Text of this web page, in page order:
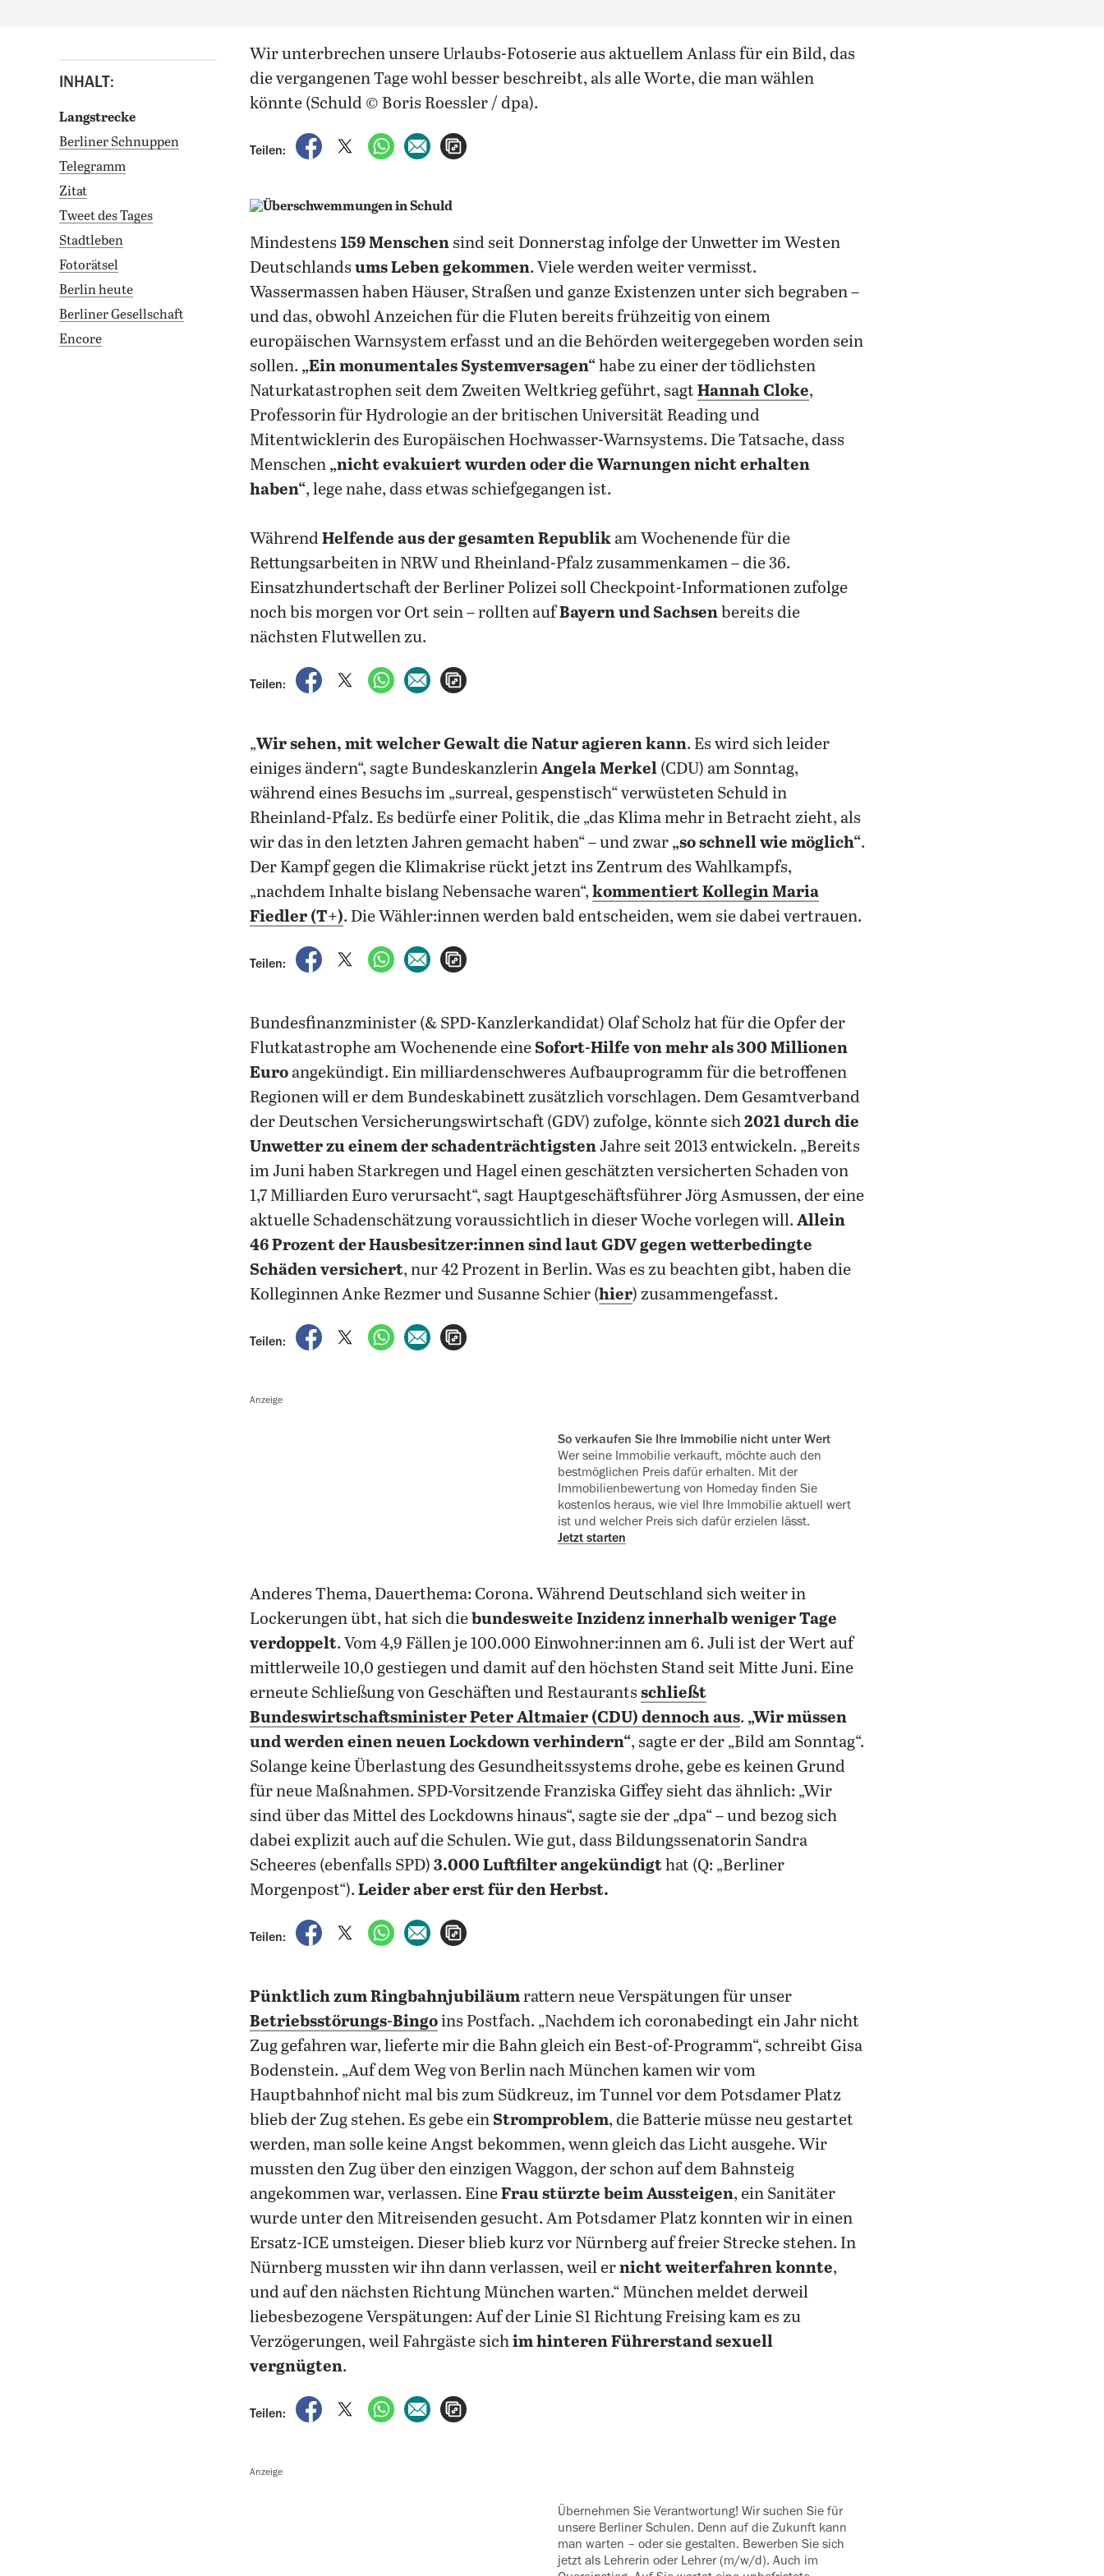
INHALT:
Langstrecke
Berliner Schnuppen
Telegramm
Zitat
Tweet des Tages
Stadtleben
Fotorätsel
Berlin heute
Berliner Gesellschaft
Encore
wir unterbrechen unsere Urlaubs-Fotoserie aus aktuellem Anlass für ein Bild, das
die vergangenen Tage wohl besser beschreibt, als alle Worte, die man wählen
könnte (Schuld © Boris Roessler / dpa).
Teilen:
auf Facebook teilen
auf X teilenper WhatsApp teilen
per E-Mail teilen
Mindestens159 Menschen sind seit Donnerstag infolge der Unwetter im Westen
Deutschlandsums Leben gekommen. Viele werden weiter vermisst.
Wassermassen haben Häuser, Straßen und ganze Existenzen unter sich begraben –
und das, obwohl Anzeichen für die Fluten bereits frühzeitig von einem
europäischen Warnsystem erfasst und an die Behörden weitergegeben worden sein
sollen. „Ein monumentales Systemversagen“habe zu einer der tödlichsten
Naturkatastrophen seit dem Zweiten Weltkrieg geführt, sagt Hannah Cloke,
Professorin für Hydrologie an der britischen Universität Reading und
Mitentwicklerin des Europäischen Hochwasser-Warnsystems. Die Tatsache, dass
Menschen „nicht evakuiert wurden oder die Warnungen nicht erhalten
haben“, lege nahe, dass etwas schiefgegangen ist.
WährendHelfende aus der gesamten Republik am Wochenende für die
Rettungsarbeiten in NRW und Rheinland-Pfalz zusammenkamen – die 36.
Einsatzhundertschaft der Berliner Polizei soll Checkpoint-Informationen zufolge
noch bis morgen vor Ort sein – rollten aufBayern und Sachsen bereits die
nächsten Flutwellen zu.
Teilen:
auf Facebook teilen
auf X teilenper WhatsApp teilen
per E-Mail teilen
„Wir sehen, mit welcher Gewalt die Natur agieren kann. Es wird sich leider
einiges ändern“, sagte BundeskanzlerinAngela Merkel (CDU) am Sonntag,
während eines Besuchs im „surreal, gespenstisch“ verwüsteten Schuld in
Rheinland-Pfalz. Es bedürfe einer Politik, die „das Klima mehr in Betracht zieht, als
wir das in den letzten Jahren gemacht haben“ – und zwar „so schnell wie möglich“.
Der Kampf gegen die Klimakrise rückt jetzt ins Zentrum des Wahlkampfs,
„nachdem Inhalte bislang Nebensache waren“,kommentiert Kollegin Maria
Fiedler (T+). Die Wähler:innen werden bald entscheiden, wem sie dabei vertrauen.
Teilen:
auf Facebook teilen
auf X teilenper WhatsApp teilen
per E-Mail teilen
Bundesfinanzminister (& SPD-Kanzlerkandidat) Olaf Scholz hat für die Opfer der
Flutkatastrophe am Wochenende eine Sofort-Hilfe von mehr als 300 Millionen
Euro angekündigt. Ein milliardenschweres Aufbauprogramm für die betroffenen
Regionen will er dem Bundeskabinett zusätzlich vorschlagen. Dem Gesamtverband
der Deutschen Versicherungswirtschaft (GDV) zufolge, könnte sich2021 durch die
Unwetter zu einem der schadenträchtigstenJahre seit 2013 entwickeln. „Bereits
im Juni haben Starkregen und Hagel einen geschätzten versicherten Schaden von
1,7 Milliarden Euro verursacht“, sagt Hauptgeschäftsführer Jörg Asmussen, der eine
aktuelle Schadenschätzung voraussichtlich in dieser Woche vorlegen will. Allein
46 Prozent der Hausbesitzer:innen sind laut GDV gegen wetterbedingte
Schäden versichert, nur 42 Prozent in Berlin. Was es zu beachten gibt, haben die
Kolleginnen Anke Rezmer und Susanne Schier (hier) zusammengefasst.
Teilen:
auf Facebook teilen
auf X teilenper WhatsApp teilen
per E-Mail teilen
Anzeige
So verkaufen Sie Ihre Immobilie nicht unter Wert
Wer seine Immobilie verkauft, möchte auch den
bestmöglichen Preis dafür erhalten. Mit der
Immobilienbewertung von Homeday finden Sie
kostenlos heraus, wie viel Ihre Immobilie aktuell wert
ist und welcher Preis sich dafür erzielen lässt.
Jetzt starten
Anderes Thema, Dauerthema: Corona. Während Deutschland sich weiter in
Lockerungen übt, hat sich diebundesweite Inzidenz innerhalb weniger Tage
verdoppelt. Vom 4,9 Fällen je 100.000 Einwohner:innen am 6. Juli ist der Wert auf
mittlerweile 10,0 gestiegen und damit auf den höchsten Stand seit Mitte Juni. Eine
erneute Schließung von Geschäften und Restaurantsschließt
Bundeswirtschaftsminister Peter Altmaier (CDU) dennoch aus. „Wir müssen
und werden einen neuen Lockdown verhindern“, sagte er der „Bild am Sonntag“.
Solange keine Überlastung des Gesundheitssystems drohe, gebe es keinen Grund
für neue Maßnahmen. SPD-Vorsitzende Franziska Giffey sieht das ähnlich: „Wir
sind über das Mittel des Lockdowns hinaus“, sagte sie der „dpa“ – und bezog sich
dabei explizit auch auf die Schulen. Wie gut, dass Bildungssenatorin Sandra
Scheeres (ebenfalls SPD) 3.000 Luftfilter angekündigthat (Q: „Berliner
Morgenpost“). Leider aber erst für den Herbst.
Teilen:
auf Facebook teilen
auf X teilenper WhatsApp teilen
per E-Mail teilen
Pünktlich zum Ringbahnjubiläumrattern neue Verspätungen für unser
Betriebsstörungs-Bingoins Postfach. „Nachdem ich coronabedingt ein Jahr nicht
Zug gefahren war, lieferte mir die Bahn gleich ein Best-of-Programm“, schreibt Gisa
Bodenstein. „Auf dem Weg von Berlin nach München kamen wir vom
Hauptbahnhof nicht mal bis zum Südkreuz, im Tunnel vor dem Potsdamer Platz
blieb der Zug stehen. Es gebe ein Stromproblem, die Batterie müsse neu gestartet
werden, man solle keine Angst bekommen, wenn gleich das Licht ausgehe. Wir
mussten den Zug über den einzigen Waggon, der schon auf dem Bahnsteig
angekommen war, verlassen. EineFrau stürzte beim Aussteigen, ein Sanitäter
wurde unter den Mitreisenden gesucht. Am Potsdamer Platz konnten wir in einen
Ersatz-ICE umsteigen. Dieser blieb kurz vor Nürnberg auf freier Strecke stehen. In
Nürnberg mussten wir ihn dann verlassen, weil ernicht weiterfahren konnte,
und auf den nächsten Richtung München warten.“ München meldet derweil
liebesbezogene Verspätungen: Auf der Linie S1 Richtung Freising kam es zu
Verzögerungen, weil Fahrgäste sichim hinteren Führerstand sexuell
vergnügten.
Teilen:
auf Facebook teilen
auf X teilenper WhatsApp teilen
per E-Mail teilen
Anzeige
Übernehmen Sie Verantwortung! Wir suchen Sie für
unsere Berliner Schulen. Denn auf die Zukunft kann
man warten – oder sie gestalten. Bewerben Sie sich
jetzt als Lehrerin oder Lehrer (m/w/d). Auch im